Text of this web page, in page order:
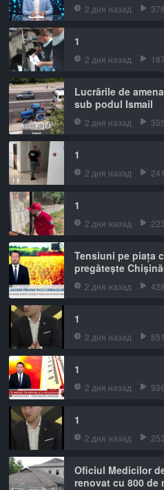
2 дня назад
1
2 дня назад
Lucrările de
sub podul Ismail
2 дня назад
1
2 дня назад
1
2 дня назад
Tensiuni pe piața
pregătește
2 дня назад
1
2 дня назад 851
1
2 дня назад 936
1
2 дня назад
Oficiul Medicilor
renovat cu 800 de